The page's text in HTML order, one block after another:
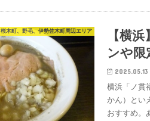
桜木町、野毛、伊勢佐木町周辺エリア
【横
ンや限
2025.05.13
横浜「ノ貫
かん）とい
おすすめ。